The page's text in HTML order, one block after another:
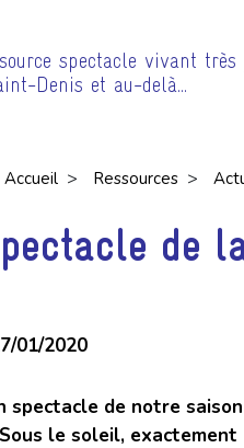
spectacle vivant
Denis et au-delà…
Accueil > Ressources >
de
01/2020
spectacle de notre saison
Sous le soleil, exactement